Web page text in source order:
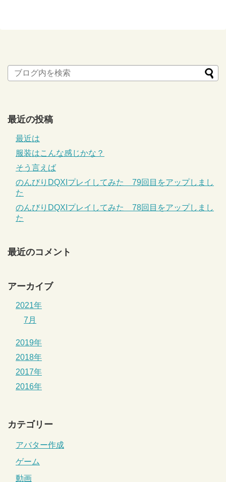
最近の投稿
最近は
服装はこんな感じかな？
そう言えば
のんびりDQXIプレイしてみた 79回目をアップしまし
た
のんびりDQXIプレイしてみた 78回目をアップしまし
た
最近のコメント
アーカイブ
2021年
7月
2019年
2018年
2017年
2016年
カテゴリー
アバター作成
ゲーム
動画